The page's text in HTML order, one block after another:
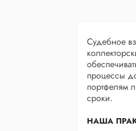
Судебное
процессы
портфелям
сроки.
НАША